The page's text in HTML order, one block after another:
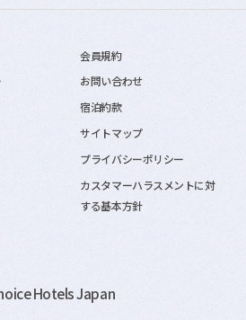
会員規約
お問い合わせ
宿泊約款
サイトマップ
プライバシーポリシー
カスタマーハラスメントに対
する基本方針
Hotels Japan